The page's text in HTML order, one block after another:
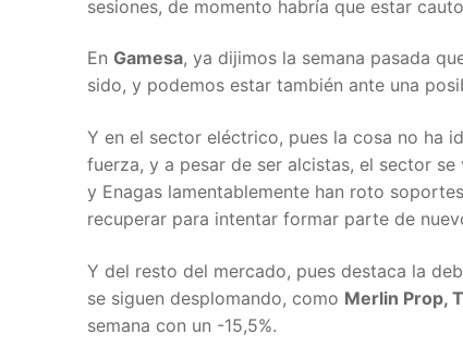
sesiones, de momento habría que estar
En Gamesa, ya dijimos la semana pasada
sido, y podemos estar también ante una
Y en el sector eléctrico, pues la cosa no ha
fuerza, y a pesar de ser alcistas, el sector
y Enagas lamentablemente han roto
recuperar para intentar formar parte de
Y del resto del mercado, pues destaca la
se siguen desplomando, como Merlin Prop,
semana con un -15,5%.